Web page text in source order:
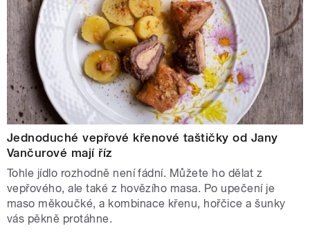
Jednoduché vepřové křenové taštičky od Jany
Vančurové mají říz
Tohle jídlo rozhodně není fádní. Můžete ho dělat z
vepřového, ale také z hovězího masa. Po upečení je
maso měkoučké, a kombinace křenu, hořčice a šunky
vás pěkně protáhne.